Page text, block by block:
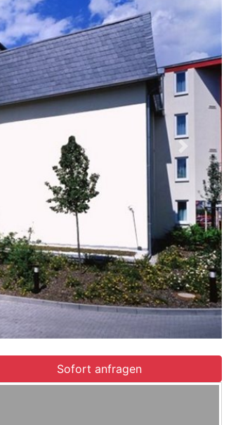
Weiter
Sofort anfragen